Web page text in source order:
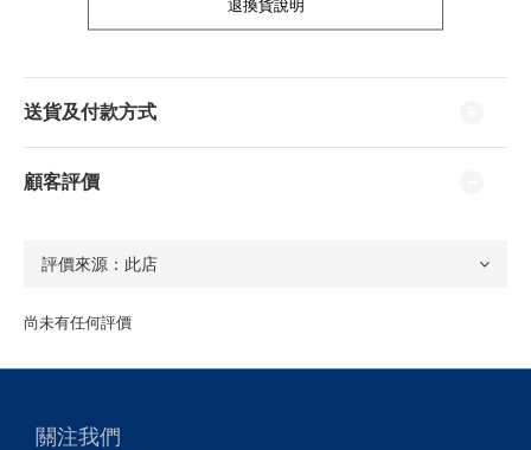
退換貨說明
送貨及付款方式
顧客評價
尚未有任何評價
關注我們